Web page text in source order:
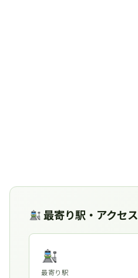
最寄り駅・アクセス
最寄り駅